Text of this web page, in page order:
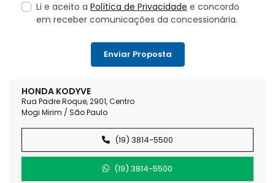
HONDA KODYVE
Rua Padre Roque, 2901, Centro
Mogi Mirim / São Paulo
(19) 3814-5500
(19) 3814-5500
Li e aceito a Política de Privacidade e concordo
em receber comunicações da concessionária.
Enviar Proposta